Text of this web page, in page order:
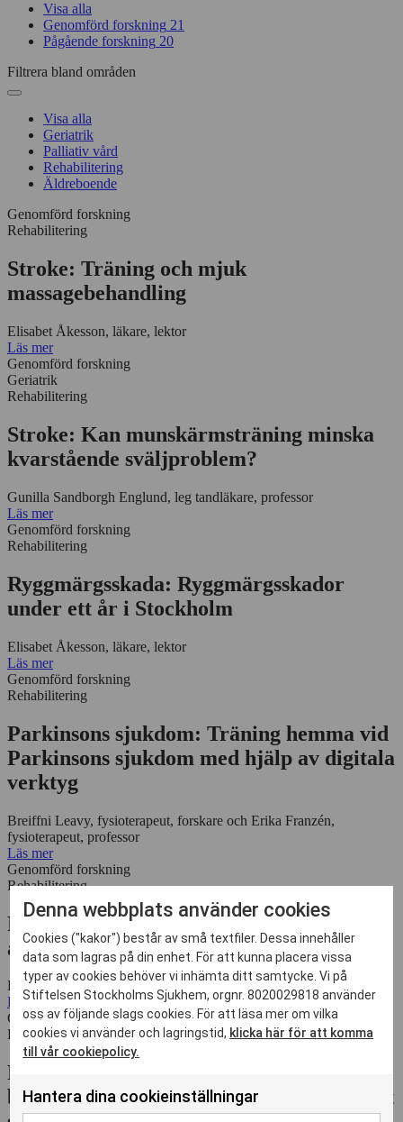
Visa alla
Genomförd forskning 21
Pågående forskning 20
Filtrera bland områden
Visa alla
Geriatrik
Palliativ vård
Rehabilitering
Äldreboende
Genomförd forskning
Rehabilitering
Stroke: Träning och mjuk
massagebehandling
Elisabet Åkesson, läkare, lektor
Läs mer
Genomförd forskning
Geriatrik
Rehabilitering
Stroke: Kan munskärmsträning minska
kvarstående sväljproblem?
Gunilla Sandborgh Englund, leg tandläkare, professor
Läs mer
Genomförd forskning
Rehabilitering
Ryggmärgsskada: Ryggmärgsskador
under ett år i Stockholm
Elisabet Åkesson, läkare, lektor
Läs mer
Genomförd forskning
Rehabilitering
Parkinsons sjukdom: Träning hemma vid
Parkinsons sjukdom med hjälp av digitala
verktyg
Breiffni Leavy, fysioterapeut, forskare och Erika Franzén,
fysioterapeut, professor
Läs mer
Genomförd forskning
Rehabilitering
Parkinsons sjukdom: Hälsa och fysisk
aktivitet under coronapandemin
Erika Franzén, fysioterapeut, professor
Läs mer
Genomförd forskning
Palliativ vård
Palliativ vård: Palliative-D – Vitamin D
behandling till cancerpatienter i palliativt
Denna webbplats använder cookies
Cookies ("kakor") består av små textfiler. Dessa innehåller
data som lagras på din enhet. För att kunna placera vissa
typer av cookies behöver vi inhämta ditt samtycke. Vi på
Stiftelsen Stockholms Sjukhem, orgnr. 8020029818 använder
oss av följande slags cookies. För att läsa mer om vilka
cookies vi använder och lagringstid, klicka här för att komma
till vår cookiepolicy.
Hantera dina cookieinställningar